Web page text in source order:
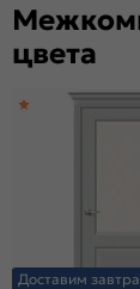
цвета
Доставим завтра